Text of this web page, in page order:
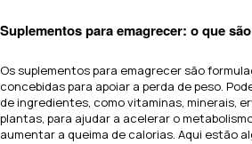
Suplementos para emagrecer: o que
Os suplementos para emagrecer são
concebidas para apoiar a perda de peso.
de ingredientes, como vitaminas, minerais,
plantas, para ajudar a acelerar o
aumentar a queima de calorias. Aqui estão